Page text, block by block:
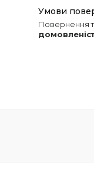
повернення